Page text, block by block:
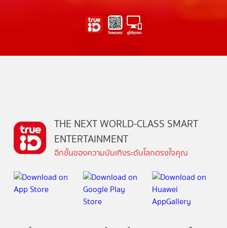
THE NEXT WORLD-CLASS SMART
ENTERTAINMENT
อีกขั้นของความบันเทิงระดับโลกตรงใจคุณ